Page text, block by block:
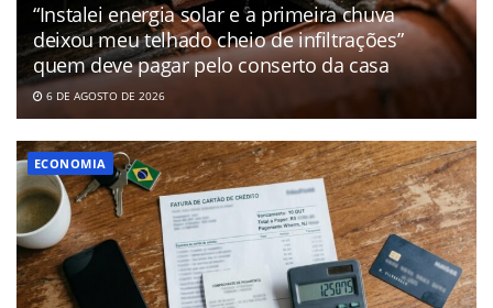
“Instalei energia solar e a primeira chuva
deixou meu telhado cheio de infiltrações”
quem deve pagar pelo conserto da casa
6 DE AGOSTO DE 2026
ECONOMIA